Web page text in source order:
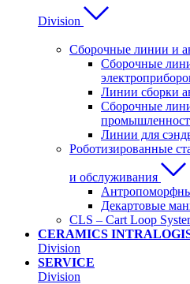
Division
Сборочные линии и
Сборочные
Линии сборки
Сборочные
Линии для
Роботизированные
и обслуживания
Декартовые
CLS – Cart Loop
CERAMICS
Division
SERVICE
Division